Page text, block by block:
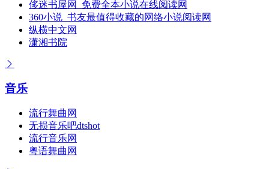
侈迷书屋网_免费全本小说在线阅读网
360小说_书友最值得收藏的网络小说阅读网
纵横中文网
潇湘书院
音乐
流行舞曲网
无损音乐吧dtshot
流行音乐网
粤语舞曲网